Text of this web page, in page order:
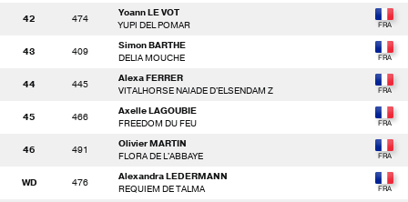
42 474
Yoann LE VOT
YUPI DEL POMAR
43 409
Simon BARTHE
DELIA MOUCHE
44 445
Alexa FERRER
VITALHORSE NAIADE D'ELSENDAM Z
45 466
Axelle LAGOUBIE
FREEDOM DU FEU
46 491
Olivier MARTIN
FLORA DE L'ABBAYE
WD 476
Alexandra LEDERMANN
REQUIEM DE TALMA